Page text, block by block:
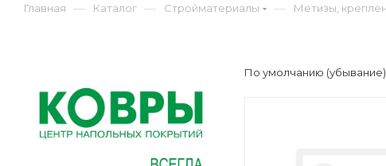
Главная — Каталог — Стройматериалы — Метизы,
По умолчанию (убывание)